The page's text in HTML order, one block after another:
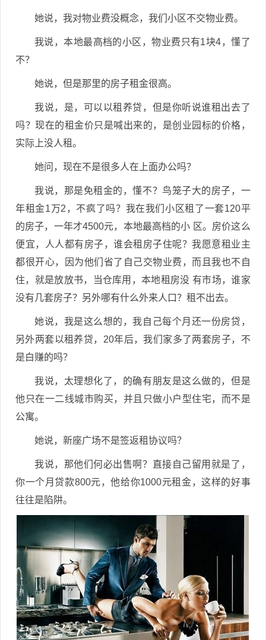
她说，我对物业费没概念，我们小区不交物业费。
我说，本地最高档的小区，物业费只有1块4，懂了
不？
她说，但是那里的房子租金很高。
我说，是，可以以租养贷，但是你听说谁租出去了
吗？现在的租金价只是喊出来的，是创业园标的价格，
实际上没人租。
她问，现在不是很多人在上面办公吗？
我说，那是免租金的，懂不？鸟笼子大的房子，一
年租金1万2，不疯了吗？我在我们小区租了一套120平
的房子，一年才4500元，本地最高档的小 区。房价这么
便宜，人人都有房子，谁会租房子住呢？我愿意租业主
都很开心，因为他们省了自己交物业费，而且我也不自
住，就是放放书，当仓库用，本地租房没 有市场，谁家
没有几套房子？另外哪有什么外来人口？租不出去。
她说，我是这么想的，我自己每个月还一份房贷，
另外两套以租养贷，20年后，我们家多了两套房子，不
是白赚的吗？
我说，太理想化了，的确有朋友是这么做的，但是
他只在一二线城市购买，并且只做小户型住宅，而不是
公寓。
她说，新座广场不是签返租协议吗？
我说，那他们何必出售啊？直接自己留用就是了，
你一个月贷款800元，他给你1000元租金，这样的好事
往往是陷阱。